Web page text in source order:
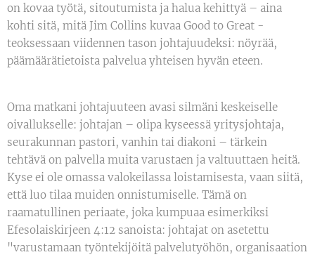
on kovaa työtä, sitoutumista ja halua kehittyä – aina
kohti sitä, mitä Jim Collins kuvaa Good to Great -
teoksessaan viidennen tason johtajuudeksi: nöyrää,
päämäärätietoista palvelua yhteisen hyvän eteen.
Oma matkani johtajuuteen avasi silmäni keskeiselle
oivallukselle: johtajan – olipa kyseessä yritysjohtaja,
seurakunnan pastori, vanhin tai diakoni – tärkein
tehtävä on palvella muita varustaen ja valtuuttaen heitä.
Kyse ei ole omassa valokeilassa loistamisesta, vaan siitä,
että luo tilaa muiden onnistumiselle. Tämä on
raamatullinen periaate, joka kumpuaa esimerkiksi
Efesolaiskirjeen 4:12 sanoista: johtajat on asetettu
"varustamaan työntekijöitä palvelutyöhön, organisaation